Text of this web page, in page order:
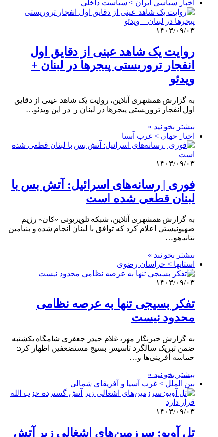
اخبار سیاسی ایران > سیاست داخلی
۱۴۰۳/۰۹/۰۳
روایت یک شاهد عینی از دقایق اول
انفجار تروریستی پیجرها در لبنان +
ویدئو
به گزارش همشهری آنلاین، روایت یک شاهد عینی از دقایق
اول انفجار تروریستی پیجرها در لبنان را در این ویدئو…
بیشتر بخوانید »
اخبار جهان > غرب آسیا
۱۴۰۳/۰۹/۰۳
فوری | رسانه‌های اسرائیل: آتش بس با
لبنان قطعی شده است
به گزارش همشهری آنلاین،‌ شبکه تلویزیونی «کان» رژیم
صهیونیستی اعلام کرد که توافق با لبنان انجام شده و بنیامین
نتانیاهو…
بیشتر بخوانید »
استانها > خراسان رضوی
۱۴۰۳/۰۹/۰۳
تفکر بسیجی تنها به عرصه نظامی
محدود نیست
به گزارش خبرنگار مهر، غلام حیدر جعفری شامگاه یکشنبه
ضمن تبریک سالگرد تأسیس بسیج مستضعفین اظهار کرد:
حماسه آفرینی‌ها و…
بیشتر بخوانید »
بین الملل > غرب آسیا و آفریقای شمالی
۱۴۰۳/۰۹/۰۳
تل آویو: سرزمین‌های اشغالی زیر آتش